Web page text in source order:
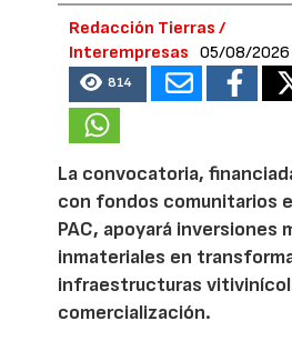
Redacción Tierras /
Interempresas
05/08/2026
814
La convocatoria,
con fondos comunitarios
PAC, apoyará inversiones
inmateriales en
infraestructuras
comercialización.